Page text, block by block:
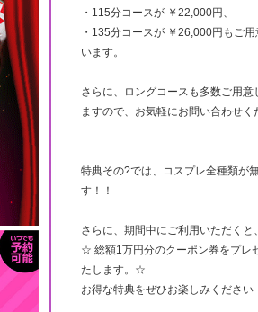
・115分コースが ￥22,000円、
・135分コースが ￥26,000円もご
います。
さらに、ロングコースも多数ご用意
ますので、お気軽にお問い合わせく
特典その?では、コスプレ全種類が
す！！
さらに、期間中にご利用いただくと
☆ 総額1万円分のクーポン券をプレ
たします。☆
お得な特典をぜひお楽しみください